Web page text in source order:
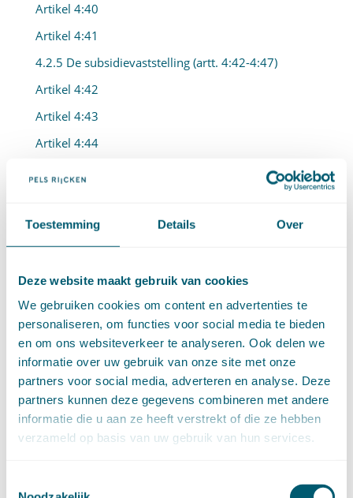
Toestemming Details Over
Deze website maakt gebruik van cookies
We gebruiken cookies om content en advertenties te
personaliseren, om functies voor social media te bieden
en om ons websiteverkeer te analyseren. Ook delen we
informatie over uw gebruik van onze site met onze
partners voor social media, adverteren en analyse. Deze
partners kunnen deze gegevens combineren met andere
informatie die u aan ze heeft verstrekt of die ze hebben
verzameld op basis van uw gebruik van hun services.
Artikel 4:40
Artikel 4:41
4.2.5 De subsidievaststelling (artt. 4:42-4:47)
Artikel 4:42
Artikel 4:43
Artikel 4:44
Artikel 4:47
4.2.6 Intrekking en wijziging (artt. 4:48-4:51)
Artikel 4:48
Artikel 4:49
Artikel 4:50
Artikel 4:51
4.2.7 Betaling en terugvordering (4:52-4:57)
Artikel 4:52
Artikel 4:53
Artikel 4:55